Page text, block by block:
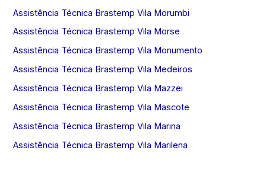
Assistência Técnica Brastemp Vila Morumbi
Assistência Técnica Brastemp Vila Morse
Assistência Técnica Brastemp Vila Monumento
Assistência Técnica Brastemp Vila Medeiros
Assistência Técnica Brastemp Vila Mazzei
Assistência Técnica Brastemp Vila Mascote
Assistência Técnica Brastemp Vila Marina
Assistência Técnica Brastemp Vila Marilena